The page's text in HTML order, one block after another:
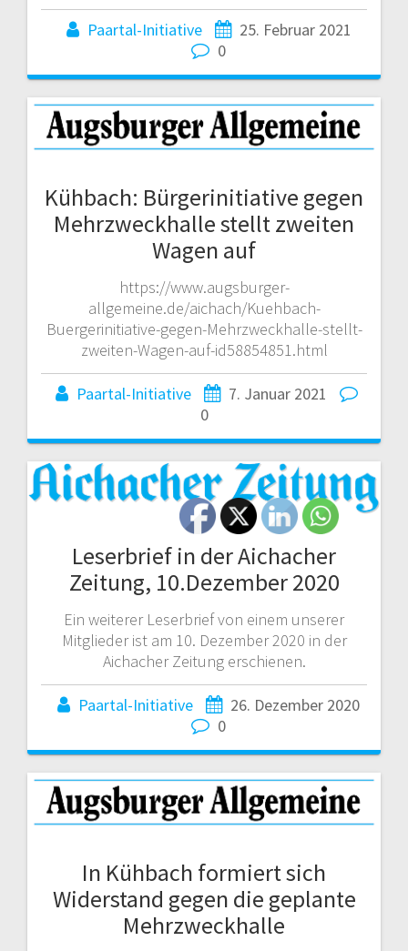
Paartal-Initiative
25. Februar 2021
0
Kühbach: Bürgerinitiative gegen
Mehrzweckhalle stellt zweiten
Wagen auf
https://www.augsburger-
allgemeine.de/aichach/Kuehbach-
Buergerinitiative-gegen-Mehrzweckhalle-stellt-
zweiten-Wagen-auf-id58854851.html
Paartal-Initiative
7. Januar 2021
0
Leserbrief in der Aichacher
Zeitung, 10.Dezember 2020
Ein weiterer Leserbrief von einem unserer
Mitglieder ist am 10. Dezember 2020 in der
Aichacher Zeitung erschienen.
Paartal-Initiative
26. Dezember 2020
0
In Kühbach formiert sich
Widerstand gegen die geplante
Mehrzweckhalle